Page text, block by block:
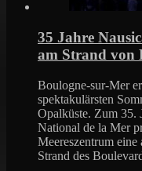
35 Jahre
am Strand von
Boulogne-sur-Mer
spektakulärsten
Opalküste. Zum 35.
National de la Mer
Meereszentrum
Strand des